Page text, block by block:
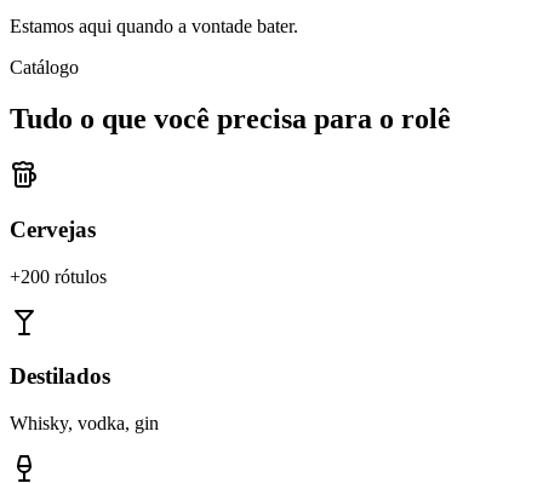
Estamos aqui quando a vontade bater.
Catálogo
Tudo o que você precisa para o rolê
Cervejas
+200 rótulos
Destilados
Whisky, vodka, gin